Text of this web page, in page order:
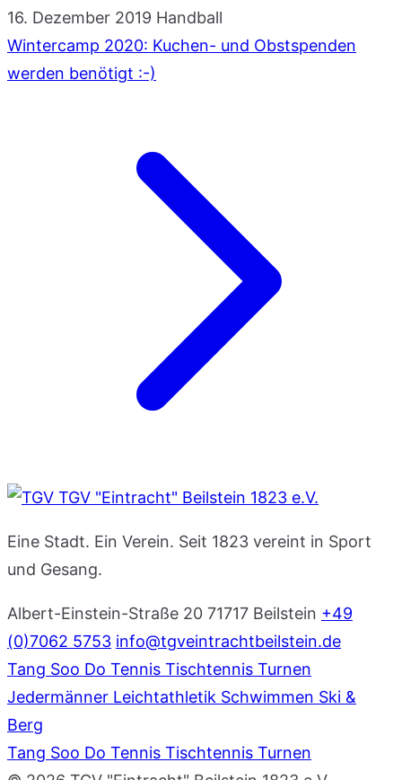
16. Dezember 2019 Handball
Wintercamp 2020: Kuchen- und Obstspenden
werden benötigt :-)
TGV "Eintracht" Beilstein 1823 e.V.
Eine Stadt. Ein Verein. Seit 1823 vereint in Sport
und Gesang.
Albert-Einstein-Straße 20 71717 Beilstein +49
(0)7062 5753 info@tgveintrachtbeilstein.de
Tang Soo Do Tennis Tischtennis Turnen
Jedermänner Leichtathletik Schwimmen Ski &
Berg
Tang Soo Do Tennis Tischtennis Turnen